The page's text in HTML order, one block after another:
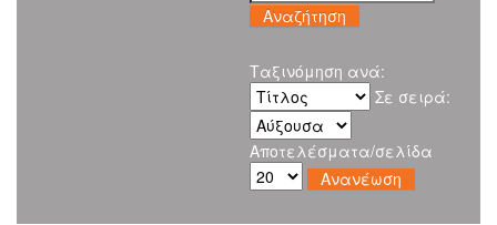
Ταξινόμηση ανά:
Σε σειρά:
Αποτελέσματα/σελίδα